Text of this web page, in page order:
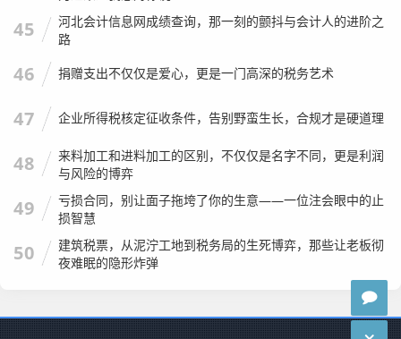
日期，但更要看契税完税证明上的日期，在某些特殊情况下
（如继承、赠与），税务认定的时间可能和产证时间有出
入，在计算“满两年”或“满五年”时，是以税务填发日期为准
的，别被房东一句“产证满五年了”就忽悠了，让他把完税单
子拿出来看看。
签“阴阳合同”，把网签价做低，比如成交600万，网签只做4
00万，少交200万部分的税。我的观点是：千万别。 现在上
海的核价系统非常强大，也就是所谓的“三价就低”（网签
价、评估价、涉税指导价取最低），你做低网签价，税务局
直接按系统的指导价征税，你税没少交，反而因为网签价低
（银行贷款也是按网签价算的），
这是典型的“偷鸡不成蚀把米”。
45
河北会计信息网成绩查询，那一刻的颤抖与会计人的进阶之
路
46 捐赠支出不仅仅是爱心，更是一门高深的税务艺术
47 企业所得税核定征收条件，告别野蛮生长，合规才是硬道理
48
来料加工和进料加工的区别，不仅仅是名字不同，更是利润
与风险的博弈
49
亏损合同，别让面子拖垮了你的生意——一位注会眼中的止
损智慧
50
建筑税票，从泥泞工地到税务局的生死博弈，那些让老板彻
夜难眠的隐形炸弹